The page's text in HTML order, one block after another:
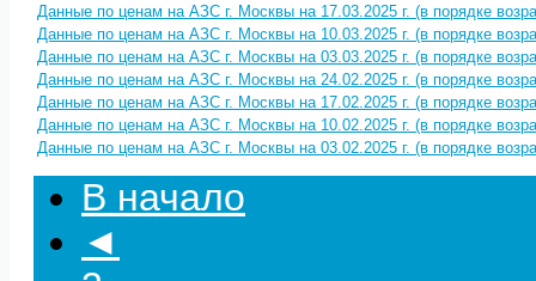
Данные по ценам на АЗС г. Москвы на 17.03.2025 г. (в порядке
Данные по ценам на АЗС г. Москвы на 10.03.2025 г. (в порядке
Данные по ценам на АЗС г. Москвы на 03.03.2025 г. (в порядке
Данные по ценам на АЗС г. Москвы на 24.02.2025 г. (в порядке
Данные по ценам на АЗС г. Москвы на 17.02.2025 г. (в порядке
Данные по ценам на АЗС г. Москвы на 10.02.2025 г. (в порядке
Данные по ценам на АЗС г. Москвы на 03.02.2025 г. (в порядке
В начало
◄